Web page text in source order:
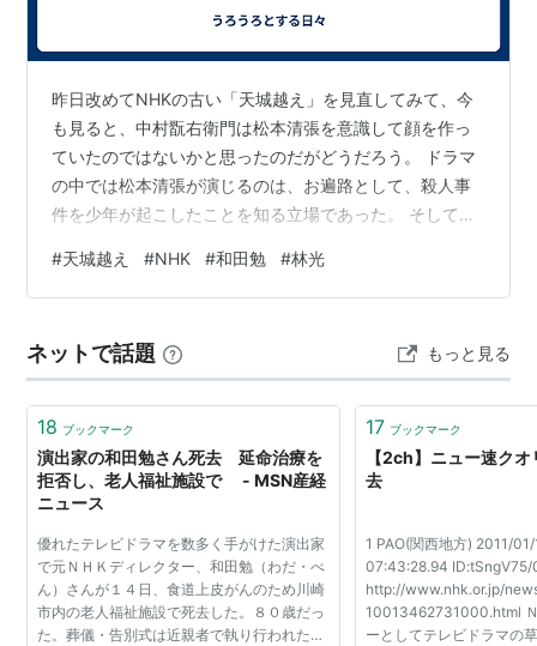
吉田直哉などがいる）。
「竜馬がゆく」をはじめ、「天城越え」「けものみち」
脚本の「 阿修羅のごとく」など数々のドラマの演出を
担当した。クローズアップを多用したことから「アップ
の和田」、また「天城越え」「心中宵庚申」と受賞作も
多いことから「芸術祭男」との異名をとった。
1987年のNHK退職後はワダベンカンパニーを主宰し、
くだらないダジャレや豪快な笑い声で有名で“ ガハハお
じさん”と愛称で呼ばれた。
映画
「ハリマオ」
主な著書
自伝『テレビ自叙伝』（岩波書店、2004年）
昨日改めてNHKの古い「天城越え」を見直してみて、今
も見ると、中村翫右衛門は松本清張を意識して顔を作っ
ていたのではないかと思ったのだがどうだろう。 ドラマ
の中では松本清張が演じるのは、お遍路として、殺人事
件を少年が起こしたことを知る立場であった。 そして、
それが宇野重吉を問い詰めていくのである。しかし最後
に動機はわからないという。 松本清張は天城越えを伊豆
城越えにはエリートは出てこない。刑事すらもエリート
とはいえないひとたちである。 ということで、そういう
ひとたちの営みを松本清張演じるお遍路はみ…
#天城越え #NHK #和田勉 #林光
ネットで話題 もっと見る
18 ブックマーク
演出家の和田勉さん死去 延命治療を
拒否し、老人福祉施設で - MSN産経
ニュース
優れたテレビドラマを数多く手がけた演出家
で元ＮＨＫディレクター、和田勉（わだ・べ
ん）さんが１４日、食道上皮がんのため川崎
市内の老人福祉施設で死去した。８０歳だっ
た。葬儀・告別式は近親者で執り行われた。
17 ブックマーク
【2ch】ニュー速ク
去
1 PAO(関西地方) 2011/
07:43:28.94 ID:tSngV75/
http://www.nhk.or.jp/
10013462731000.html
ーとしてテレビドラマの